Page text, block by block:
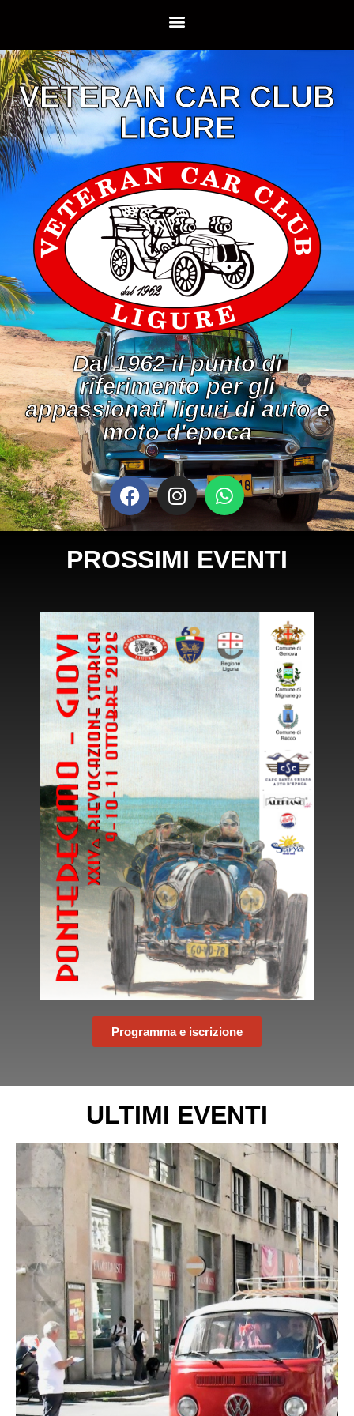
VETERAN CAR CLUB
LIGURE
Dal 1962 il punto di
riferimento per gli
appassionati liguri di auto e
moto d'epoca
PROSSIMI EVENTI
Programma e iscrizione
ULTIMI EVENTI